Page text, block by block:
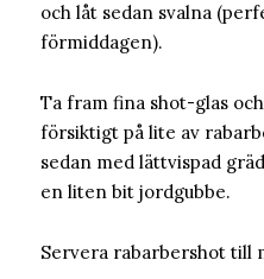
och låt sedan svalna
förmiddagen).
Ta fram fina shot-glas
försiktigt på lite av
sedan med lättvispad
en liten bit jordgubbe.
Servera rabarbershot till